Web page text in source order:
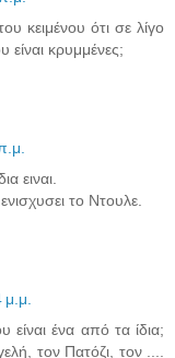
κειμένου ότι σε λίγο
είναι κρυμμένες;
ειναι.
το Ντουλε.
ένα από τα ίδια;
τον Πατόζι, τον ....